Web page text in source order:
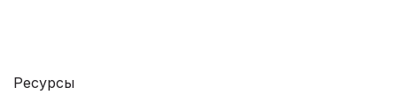
Ресурсы